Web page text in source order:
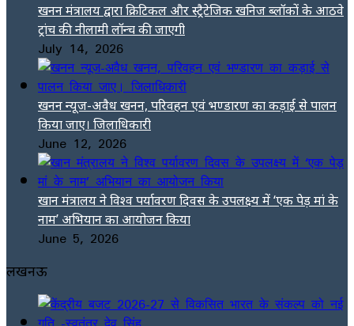
खनन मंत्रालय द्वारा क्रिटिकल और स्ट्रैटेजिक खनिज ब्लॉकों के आठवे
ट्रांच की नीलामी लॉन्च की जाएगी
July 14, 2026
खनन न्यूज-अवैध खनन, परिवहन एवं भण्डारण का कड़ाई से पालन
किया जाए। जिलाधिकारी
June 12, 2026
खान मंत्रालय ने विश्व पर्यावरण दिवस के उपलक्ष्य में ‘एक पेड़ मां के
नाम’ अभियान का आयोजन किया
June 5, 2026
लखनऊ